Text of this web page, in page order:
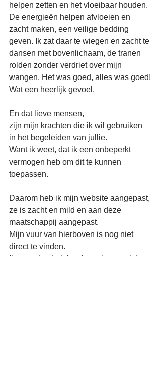
helpen zetten en het vloeibaar houden.
De energieën helpen afvloeien en
zacht maken, een veilige bedding
geven. Ik zat daar te wiegen en zacht te
dansen met bovenlichaam, de tranen
rolden zonder verdriet over mijn
wangen. Het was goed, alles was goed!
Wat een heerlijk gevoel.
En dat lieve mensen,
zijn mijn krachten die ik wil gebruiken
in het begeleiden van jullie.
Want ik weet, dat ik een onbeperkt
vermogen heb om dit te kunnen
toepassen.
Daarom heb ik mijn website aangepast,
ze is zacht en mild en aan deze
maatschappij aangepast.
Mijn vuur van hierboven is nog niet
direct te vinden.
Ik weet dat de juiste intentie er wel door